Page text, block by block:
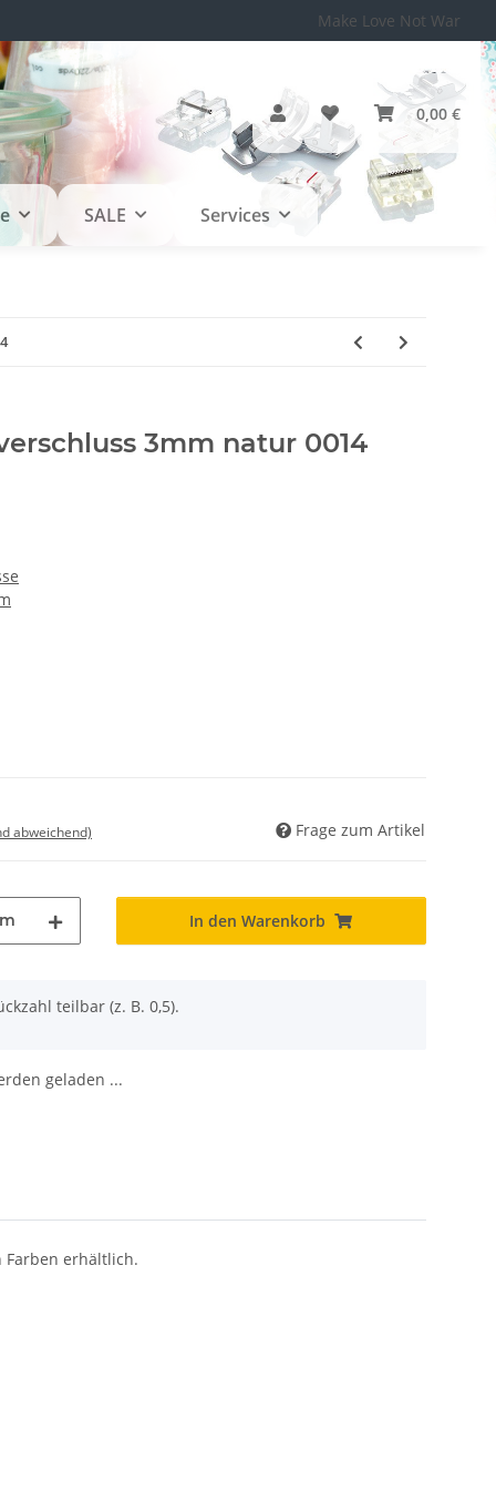
Make Love Not War
0,00 €
SALE Services
3mm natur 0014
abweichend) Frage zum Artikel
In den Warenkorb
teilbar (z. B. 0,5).
geladen ...
Farben erhältlich.